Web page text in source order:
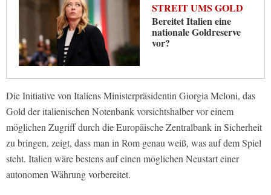
STREIT UMS GOLD
Bereitet Italien eine
nationale Goldreserve
vor?
Die Initiative von Italiens Ministerpräsidentin Giorgia Meloni, das
Gold der italienischen Notenbank vorsichtshalber vor einem
möglichen Zugriff durch die Europäische Zentralbank in Sicherheit
zu bringen, zeigt, dass man in Rom genau weiß, was auf dem Spiel
steht. Italien wäre bestens auf einen möglichen Neustart einer
autonomen Währung vorbereitet.